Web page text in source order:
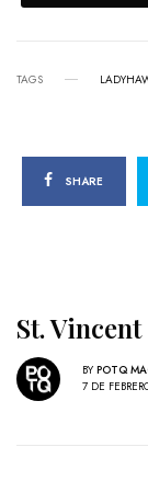
TAGS
SHARE
St.
BY POTQ
7 DE